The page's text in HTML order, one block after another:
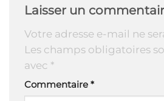
Laisser un
Votre adresse e-mail ne
Les champs obligatoires
avec *
Commentaire *